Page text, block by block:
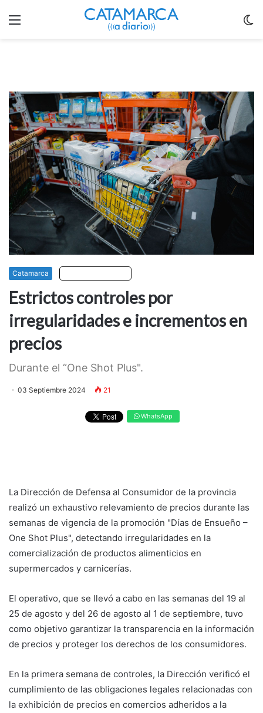
Catamarca
Estrictos controles por
irregularidades e incrementos en
precios
Durante el “One Shot Plus".
03 Septiembre 2024 21
WhatsApp
La Dirección de Defensa al Consumidor de la provincia
realizó un exhaustivo relevamiento de precios durante las
semanas de vigencia de la promoción "Días de Ensueño –
One Shot Plus", detectando irregularidades en la
comercialización de productos alimenticios en
supermercados y carnicerías.
El operativo, que se llevó a cabo en las semanas del 19 al
25 de agosto y del 26 de agosto al 1 de septiembre, tuvo
como objetivo garantizar la transparencia en la información
de precios y proteger los derechos de los consumidores.
En la primera semana de controles, la Dirección verificó el
cumplimiento de las obligaciones legales relacionadas con
la exhibición de precios en comercios adheridos a la